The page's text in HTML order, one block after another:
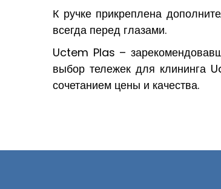
К ручке прикреплена
всегда перед глазами.
Uctem Plas –
выбор тележек для клининга
сочетанием цены и качества.